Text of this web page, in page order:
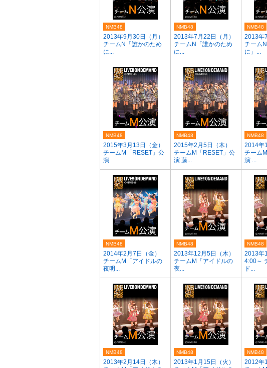
2013年9月30日（月）
チームN「誰かのため
に...
NMB48
2013年7月22日（月）
チームN「誰かのため
に...
NMB48
2013年
チーム
に」...
NMB48
2015年3月13日（金）
チームM「RESET」公
演
NMB48
2015年2月5日（木）
チームM「RESET」公
演 藤...
NMB48
2014年
チーム
演 ...
NMB48
2014年2月7日（金）
チームM「アイドルの
夜明...
NMB48
2013年12月5日（木）
チームM「アイドルの
夜...
NMB48
2013年
4:00～
ド...
NMB48
2013年2月14日（木）
NMB48
2013年1月15日（火）
NMB48
2012年
NMB48